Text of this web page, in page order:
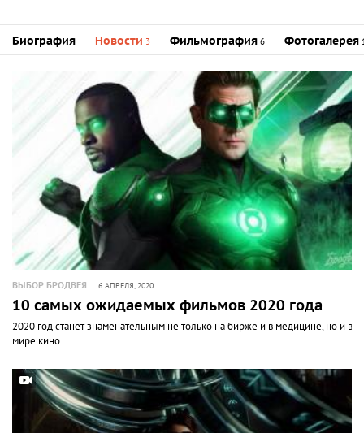
Биография Новости 3 Фильмография 6 Фотогалерея
ВЫБОР БРОДВЕЯ 6 АПРЕЛЯ, 2020
10 самых ожидаемых фильмов 2020 года
2020 год станет знаменательным не только на бирже и в медицине, но и в
мире кино